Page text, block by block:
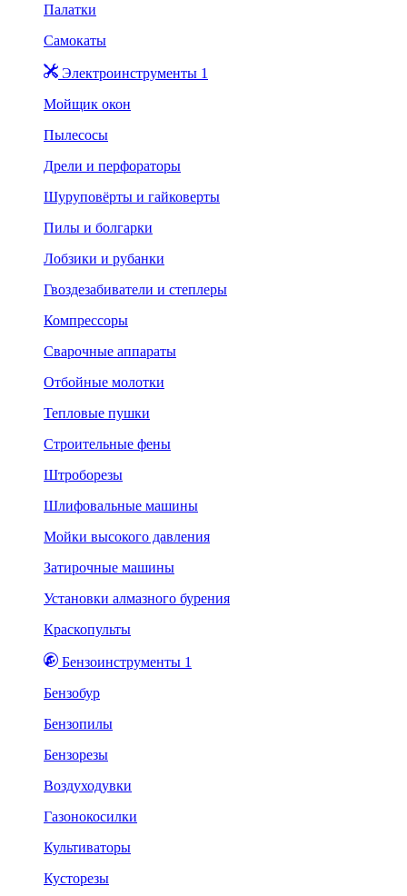
Палатки
Самокаты
Электроинструменты 1
Мойщик окон
Пылесосы
Дрели и перфораторы
Шуруповёрты и гайковерты
Пилы и болгарки
Лобзики и рубанки
Гвоздезабиватели и степлеры
Компрессоры
Сварочные аппараты
Отбойные молотки
Тепловые пушки
Строительные фены
Штроборезы
Шлифовальные машины
Мойки высокого давления
Затирочные машины
Установки алмазного бурения
Краскопульты
Бензоинструменты 1
Бензобур
Бензопилы
Бензорезы
Воздуходувки
Газонокосилки
Культиваторы
Кусторезы